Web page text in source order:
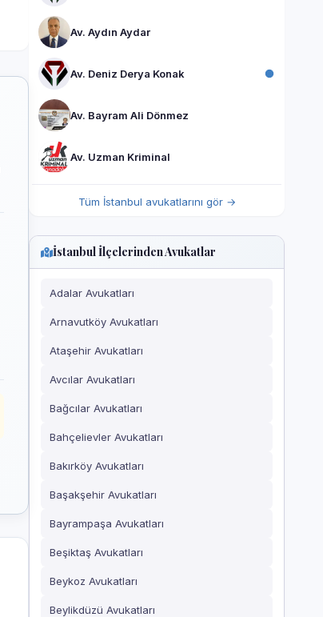
Av. Aydın Aydar
Av. Deniz Derya Konak
Av. Bayram Ali Dönmez
Av. Uzman Kriminal
Tüm İstanbul avukatlarını gör →
İstanbul İlçelerinden Avukatlar
Adalar Avukatları
Arnavutköy Avukatları
Ataşehir Avukatları
Avcılar Avukatları
Bağcılar Avukatları
Bahçelievler Avukatları
Bakırköy Avukatları
Başakşehir Avukatları
Bayrampaşa Avukatları
Beşiktaş Avukatları
Beykoz Avukatları
Beylikdüzü Avukatları